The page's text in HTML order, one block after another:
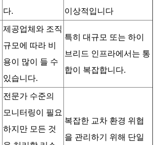
다.
이상적입니다
제공업체와 조직
규모에 따라 비
용이 많이 들 수
있습니다.
특히 대규모 또는 하이
브리드 인프라에서는 통
합이 복잡합니다.
전문가 수준의
모니터링이 필요
하지만 모든 것
복잡한 교차 환경 위협
을 관리하기 위해 단일